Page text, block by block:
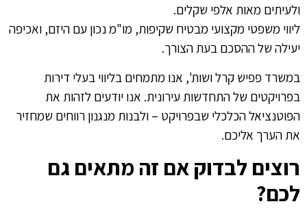
ולעיתים מאות אלפי שקלים.
ליווי משפטי מקצועי מבטיח שקיפות, מו"מ נכון עם היזם, ואכיפה
יעילה של ההסכם בעת הצורך.
במשרד פפיש קרל ושות', אנו מתמחים בליווי בעלי דירות
בפרויקטים של התחדשות עירונית. אנו יודעים לזהות את
הפוטנציאל הכלכלי שבפרויקט – ולבנות מנגנון רווחים שמחזיר
את הערך אליכם.
רוצים לבדוק אם זה מתאים גם
לכם?